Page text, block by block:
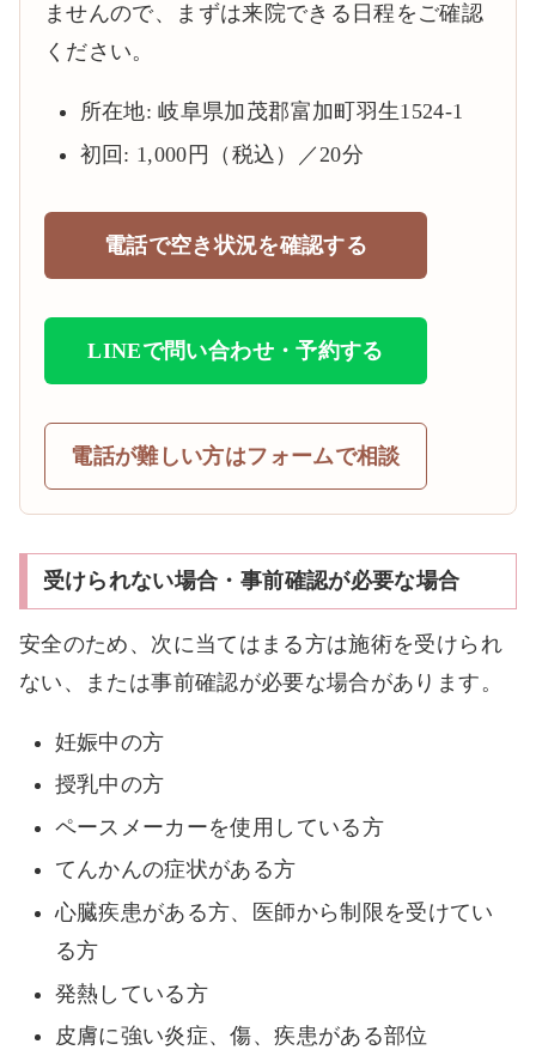
ませんので、まずは来院できる日程をご確認
ください。
所在地: 岐阜県加茂郡富加町羽生1524-1
初回: 1,000円（税込）／20分
電話で空き状況を確認する
LINEで問い合わせ・予約する
電話が難しい方はフォームで相談
受けられない場合・事前確認が必要な場合
安全のため、次に当てはまる方は施術を受けられ
ない、または事前確認が必要な場合があります。
妊娠中の方
授乳中の方
ペースメーカーを使用している方
てんかんの症状がある方
心臓疾患がある方、医師から制限を受けてい
る方
発熱している方
皮膚に強い炎症、傷、疾患がある部位